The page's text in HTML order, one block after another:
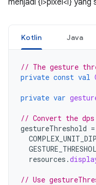
Kotlin Java
// The gesture
private const val
private var
// Convert the
gestureThreshold =
COMPLEX_UNIT_DIP
resources .
// Use